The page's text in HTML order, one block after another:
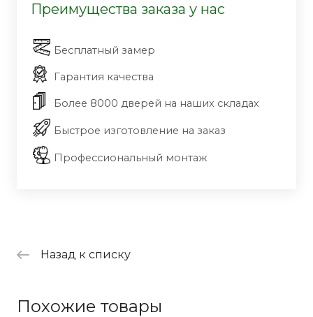
Преимущества заказа у нас
Бесплатный замер
Гарантия качества
Более 8000 дверей на наших складах
Быстрое изготовление на заказ
Профессиональный монтаж
Назад к списку
Похожие товары